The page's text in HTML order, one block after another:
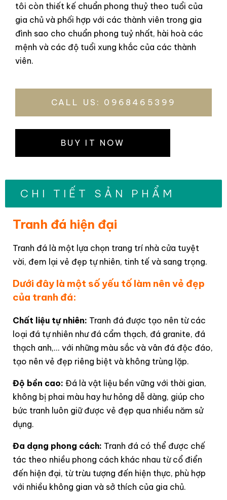
tôi còn thiết kế chuẩn phong thuỷ theo tuổi của
gia chủ và phối hợp với các thành viên trong gia
đình sao cho chuẩn phong tuỷ nhất, hài hoà các
mệnh và các độ tuổi xung khắc của các thành
viên.
CALL US: 0968465399
BUY IT NOW
CHI TIẾT SẢN PHẨM
Tranh đá hiện đại
Tranh đá là một lựa chọn trang trí nhà cửa tuyệt
vời, đem lại vẻ đẹp tự nhiên, tinh tế và sang trọng.
Dưới đây là một số yếu tố làm nên vẻ đẹp
của tranh đá:
Chất liệu tự nhiên: Tranh đá được tạo nên từ các
loại đá tự nhiên như đá cẩm thạch, đá granite, đá
thạch anh,... với những màu sắc và vân đá độc đáo,
tạo nên vẻ đẹp riêng biệt và không trùng lặp.
Độ bền cao: Đá là vật liệu bền vững với thời gian,
không bị phai màu hay hư hỏng dễ dàng, giúp cho
bức tranh luôn giữ được vẻ đẹp qua nhiều năm sử
dụng.
Đa dạng phong cách: Tranh đá có thể được chế
tác theo nhiều phong cách khác nhau từ cổ điển
đến hiện đại, từ trừu tượng đến hiện thực, phù hợp
với nhiều không gian và sở thích của gia chủ.